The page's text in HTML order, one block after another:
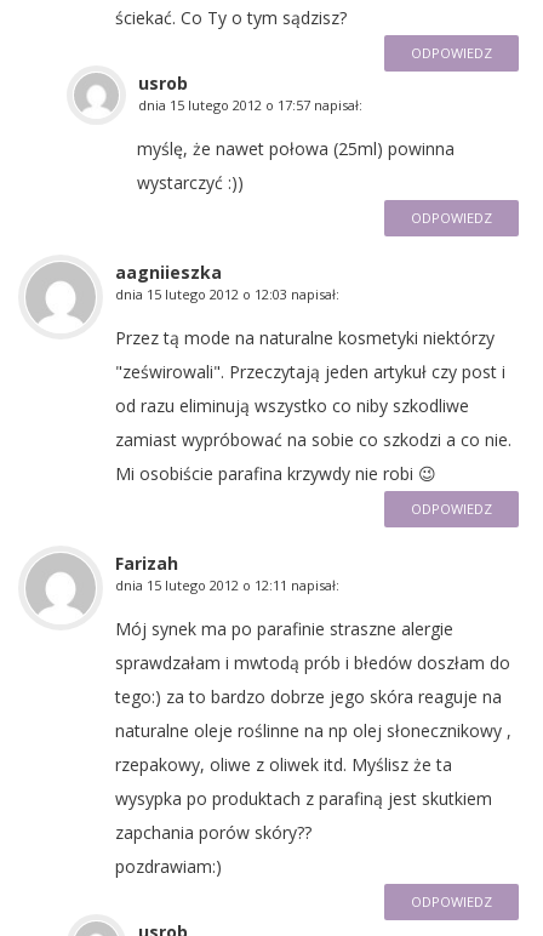
ściekać. Co Ty o tym sądzisz?
ODPOWIEDZ
usrob
dnia 15 lutego 2012 o 17:57 napisał:
myślę, że nawet połowa (25ml) powinna
wystarczyć :))
ODPOWIEDZ
aagniieszka
dnia 15 lutego 2012 o 12:03 napisał:
Przez tą mode na naturalne kosmetyki niektórzy
"ześwirowali". Przeczytają jeden artykuł czy post i
od razu eliminują wszystko co niby szkodliwe
zamiast wypróbować na sobie co szkodzi a co nie.
Mi osobiście parafina krzywdy nie robi 😉
ODPOWIEDZ
Farizah
dnia 15 lutego 2012 o 12:11 napisał:
Mój synek ma po parafinie straszne alergie
sprawdzałam i mwtodą prób i błedów doszłam do
tego:) za to bardzo dobrze jego skóra reaguje na
naturalne oleje roślinne na np olej słonecznikowy ,
rzepakowy, oliwe z oliwek itd. Myślisz że ta
wysypka po produktach z parafiną jest skutkiem
zapchania porów skóry??
pozdrawiam:)
ODPOWIEDZ